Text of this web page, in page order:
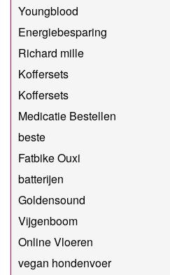
Youngblood
Energiebesparing
Richard mille
Koffersets
Koffersets
Medicatie Bestellen
beste
Fatbike Ouxi
batterijen
Goldensound
Vijgenboom
Online Vloeren
vegan hondenvoer